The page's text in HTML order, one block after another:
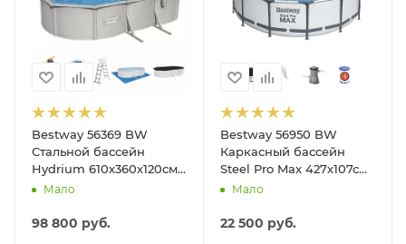
Bestway 56369 BW
Стальной бассейн
Hydrium 610х360х120см,
19929л, песч.фил.-нас
подст.
Мало
98 800 руб.
Bestway 56950 BW
Каркасный бассейн
Steel Pro Max 427х107см,
13030л, фил.-насос
Мало
22 500 руб.